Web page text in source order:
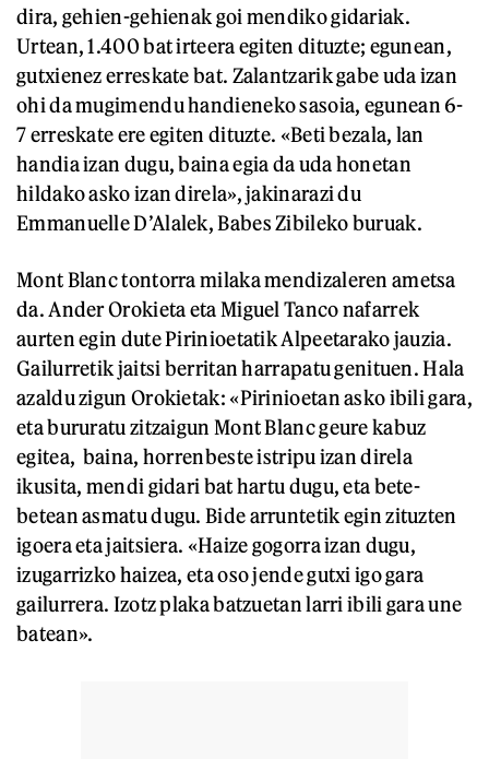
dira, gehien-gehienak goi mendiko gidariak.
Urtean, 1.400 bat irteera egiten dituzte; egunean,
gutxienez erreskate bat. Zalantzarik gabe uda izan
ohi da mugimendu handieneko sasoia, egunean 6-
7 erreskate ere egiten dituzte. «Beti bezala, lan
handia izan dugu, baina egia da uda honetan
hildako asko izan direla», jakinarazi du
Emmanuelle D’Alalek, Babes Zibileko buruak.
Mont Blanc tontorra milaka mendizaleren ametsa
da. Ander Orokieta eta Miguel Tanco nafarrek
aurten egin dute Pirinioetatik Alpeetarako jauzia.
Gailurretik jaitsi berritan harrapatu genituen. Hala
azaldu zigun Orokietak: «Pirinioetan asko ibili gara,
eta bururatu zitzaigun Mont Blanc geure kabuz
egitea, baina, horrenbeste istripu izan direla
ikusita, mendi gidari bat hartu dugu, eta bete-
betean asmatu dugu. Bide arruntetik egin zituzten
igoera eta jaitsiera. «Haize gogorra izan dugu,
izugarrizko haizea, eta oso jende gutxi igo gara
gailurrera. Izotz plaka batzuetan larri ibili gara une
batean».